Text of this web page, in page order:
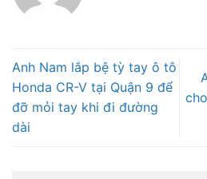
Anh Nam lắp bệ tỳ tay ô tô
Honda CR-V tại Quận 9 để
đỡ mỏi tay khi đi đường
dài